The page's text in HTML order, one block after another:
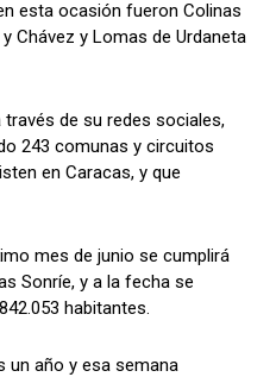
esta ocasión fueron Colinas
Chávez y Lomas de Urdaneta
de su redes sociales,
243 comunas y circuitos
en Caracas, y que
mes de junio se cumplirá
Sonríe, y a la fecha se
habitantes.
un año y esa semana